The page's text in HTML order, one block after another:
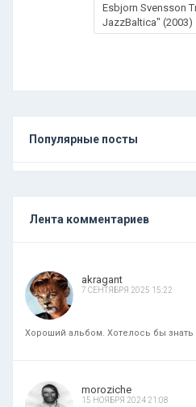
Esbjorn Svensson
JazzBaltica" (2003)
Популярные посты
Лента комментариев
akragant
7 СЕНТЯБРЯ 2025 15:22
Хороший альбом. Хотелось бы знать
moroziche
15 НОЯБРЯ 2024 21:08